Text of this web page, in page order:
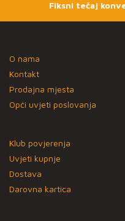
Fiksni tečaj
O nama
Kontakt
Prodajna mjesta
Opći uvjeti poslovanja
Klub povjerenja
Uvjeti kupnje
Dostava
Darovna kartica